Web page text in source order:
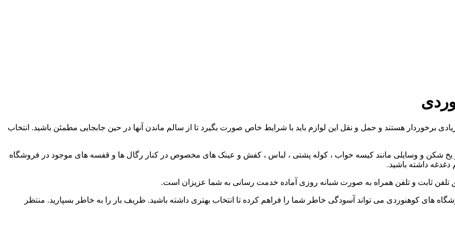
برخوردار هستند و حمل و نقل این لوازم باید با شرایط خاص صورت بگیرد تا از سالم ماندن آنها در حین جابجایی مطمئن باشید. انتخاب
و یخ شکن و وسایلی مانند کیسه خواب ، کوله پشتی ، لباس ، کفش و عینک های مخصوص در کنار رگال ها و قفسه های موجود در فروشگاه
داشته باشید.
کوهنوردی می تواند آسودگی خاطر شما را فراهم کرده تا انتخاب بهتری داشته باشید. ظریف بار را به خاطر بسپارید. منتظر